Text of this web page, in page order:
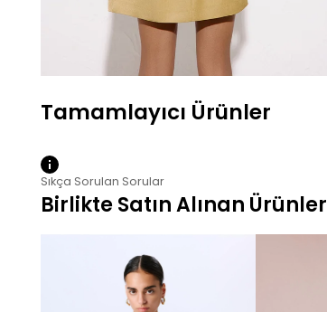
Sıkça Sorulan Sorular
Birlikte Satın Alınan Ürünler